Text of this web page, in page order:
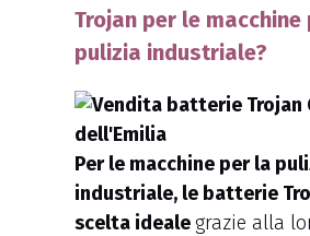
Trojan per le macchine
pulizia industriale?
Per le macchine per la
industriale, le batterie
scelta idealegrazie alla